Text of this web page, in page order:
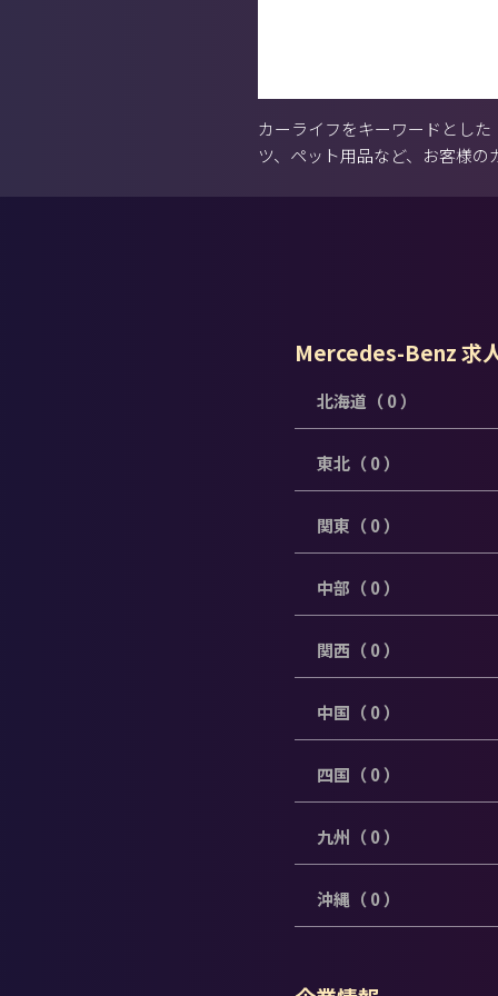
カーライフをキーワードとし
ツ、ペット用品など、お客様
Mercedes-Benz 求
北海道（ 0 ）
東北（ 0 ）
関東（ 0 ）
中部（ 0 ）
関西（ 0 ）
中国（ 0 ）
四国（ 0 ）
九州（ 0 ）
沖縄（ 0 ）